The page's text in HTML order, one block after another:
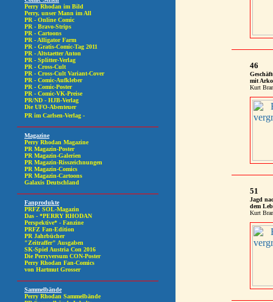
46
mit
Kurt
51
Jagd
dem
Kurt